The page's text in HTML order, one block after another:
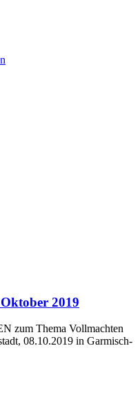
2019
zum Thema Vollmachten
08.10.2019 in Garmisch-